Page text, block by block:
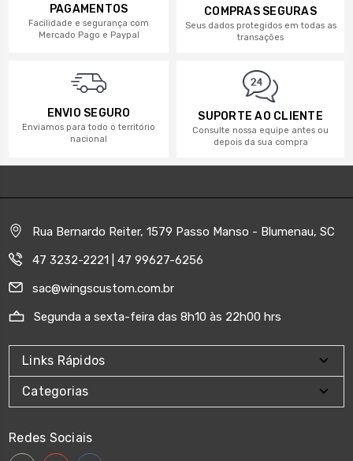
PAGAMENTOS
Facilidade e segurança com
Mercado Pago e Paypal
COMPRAS SEGURAS
Seus dados protegidos em todas as
transações
ENVIO SEGURO
Enviamos para todo o território
nacional
SUPORTE AO CLIENTE
Consulte nossa equipe antes ou
depois da sua compra
Rua Bernardo Reiter, 1579 Passo Manso - Blumenau, SC
47 3232-2221 | 47 99627-6256
sac@wingscustom.com.br
Segunda a sexta-feira das 8h10 às 22h00 hrs
Links Rápidos
Categorias
Redes Sociais